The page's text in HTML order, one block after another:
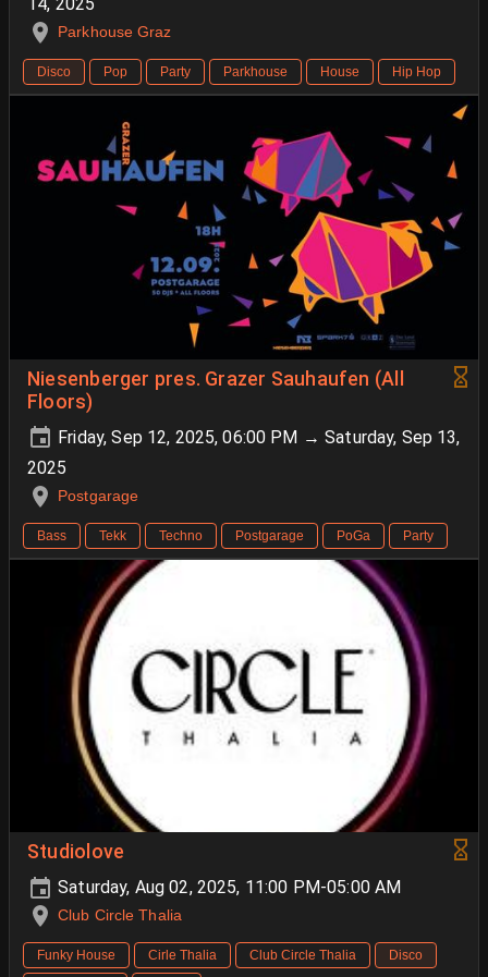
Parkhouse Graz
Disco Pop Party Parkhouse House Hip Hop
Niesenberger pres. Grazer Sauhaufen (All
Floors)
Friday, Sep 12, 2025, 06:00 PM → Saturday, Sep 13,
2025
Postgarage
Bass Tekk Techno Postgarage PoGa Party
Studiolove
Saturday, Aug 02, 2025, 11:00 PM-05:00 AM
Club Circle Thalia
Funky House Cirle Thalia Club Circle Thalia
Disco